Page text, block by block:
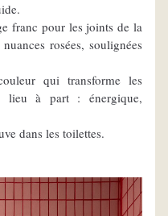
franc pour les joints de la
rosées, soulignées
qui transforme les
lieu à part : énergique,
dans les toilettes.